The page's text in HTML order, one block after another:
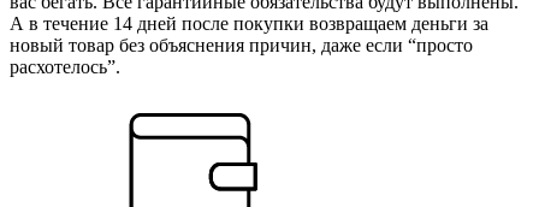
А в течение 14 дней после покупки возвращаем деньги за
новый товар без объяснения причин, даже если “просто
расхотелось”.